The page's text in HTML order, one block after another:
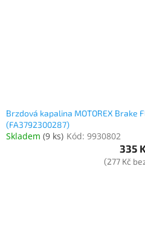
Brzdová kapalina MOTOREX Brake
(FA3792300287)
Skladem (9 ks) Kód: 9930802
335
(277 Kč